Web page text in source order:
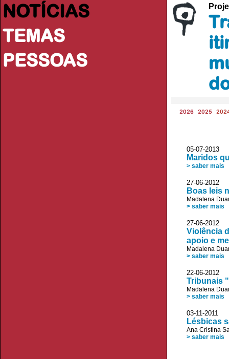
NOTÍCIAS
TEMAS
PESSOAS
2026 2025
05-07-
Maridos
> saber mais
27-06-2012
Boas leis
Madalena
> saber mais
27-06-2012
Violência
apoio e
Madalena
> saber mais
22-06-
Tribunais
Madalena
> saber mais
03-11-2011
Lésbicas
Ana Cristina
> saber mais